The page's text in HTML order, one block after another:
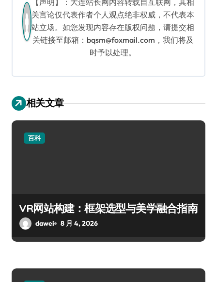
【声明】：大连站长网内容转载自互联网，其相
关言论仅代表作者个人观点绝非权威，不代表本
站立场。如您发现内容存在版权问题，请提交相
关链接至邮箱：bqsm@foxmail.com，我们将及
时予以处理。
相关文章
百科
VR网站构建：框架选型与美学融合指南
dawei 8 月 4, 2026